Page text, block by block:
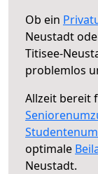
Ob ein
Neustadt
Titisee-
problemlos
Allzeit bereit
optimale
Neustadt.